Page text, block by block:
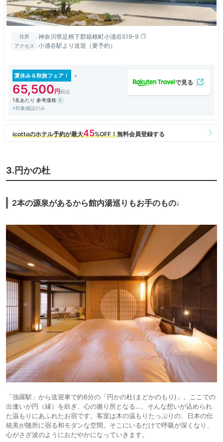
住所 神奈川県足柄下郡箱根町小涌谷519-9
アクセス 小涌谷駅より送迎（要予約）
夏休み＆秋旅フェア！
65,500
1名あたり 参考価格
※対象施設のみ
3.円かの杜
2本の源泉があるから館内湯巡りもお手のもの♩
「強羅駅」から送迎車で約6分の「円かの杜(まどかのもり)」。ここでの
出逢いが円（縁）を紡ぎ、心の拠り所となる…、そんな想いが込められ
た温もりにあふれたお宿です。客室は木の温もりたっぷりの、日本の伝
統美が随所に宿る和モダンな空間。そこにいるだけで呼吸が深くなり、
心がさざ波のようにおだやかになっていきます。